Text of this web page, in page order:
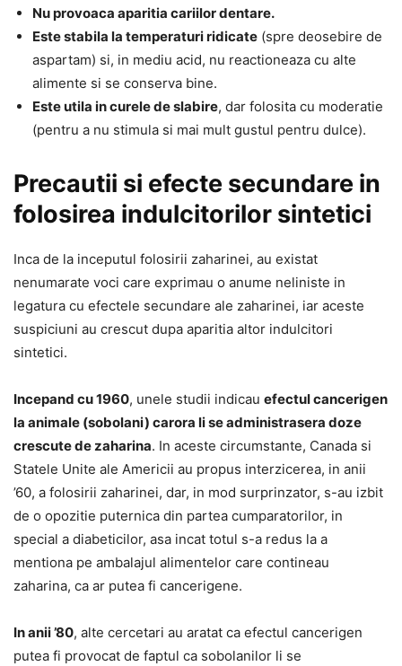
Nu provoaca aparitia cariilor dentare.
Este stabila la temperaturi ridicate (spre deosebire de
aspartam) si, in mediu acid, nu reactioneaza cu alte
alimente si se conserva bine.
Este utila in curele de slabire, dar folosita cu moderatie
(pentru a nu stimula si mai mult gustul pentru dulce).
Precautii si efecte secundare in
folosirea indulcitorilor sintetici
Inca de la inceputul folosirii zaharinei, au existat
nenumarate voci care exprimau o anume neliniste in
legatura cu efectele secundare ale zaharinei, iar aceste
suspiciuni au crescut dupa aparitia altor indulcitori
sintetici.
Incepand cu 1960, unele studii indicau efectul cancerigen
la animale (sobolani) carora li se administrasera doze
crescute de zaharina. In aceste circumstante, Canada si
Statele Unite ale Americii au propus interzicerea, in anii
’60, a folosirii zaharinei, dar, in mod surprinzator, s-au izbit
de o opozitie puternica din partea cumparatorilor, in
special a diabeticilor, asa incat totul s-a redus la a
mentiona pe ambalajul alimentelor care contineau
zaharina, ca ar putea fi cancerigene.
In anii ’80, alte cercetari au aratat ca efectul cancerigen
putea fi provocat de faptul ca sobolanilor li se